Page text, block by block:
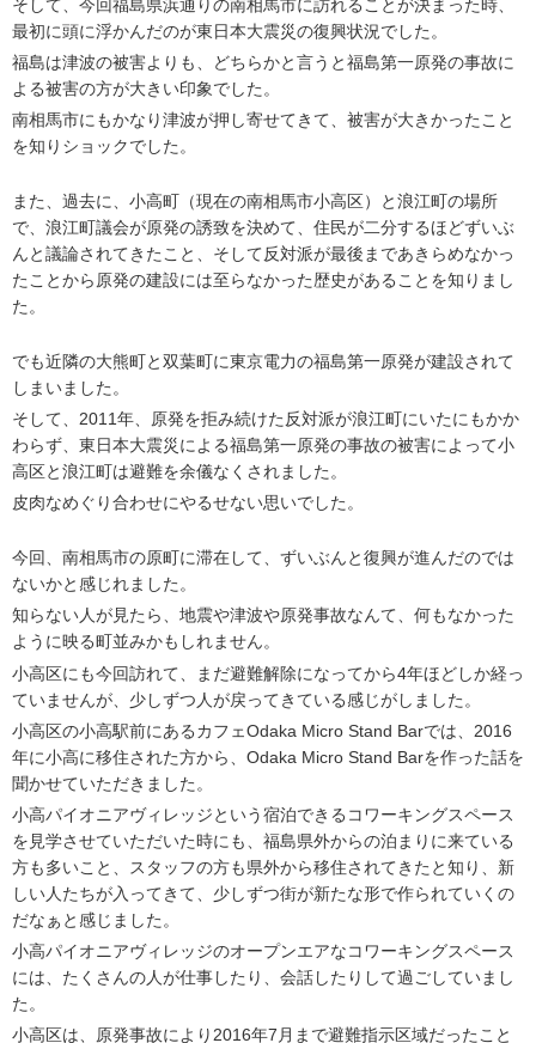
そして、今回福島県浜通りの南相馬市に訪れることが決まった時、
最初に頭に浮かんだのが東日本大震災の復興状況でした。
福島は津波の被害よりも、どちらかと言うと福島第一原発の事故に
よる被害の方が大きい印象でした。
南相馬市にもかなり津波が押し寄せてきて、被害が大きかったこと
を知りショックでした。
また、過去に、小高町（現在の南相馬市小高区）と浪江町の場所
で、浪江町議会が原発の誘致を決めて、住民が二分するほどずいぶ
んと議論されてきたこと、そして反対派が最後まであきらめなかっ
たことから原発の建設には至らなかった歴史があることを知りまし
た。
でも近隣の大熊町と双葉町に東京電力の福島第一原発が建設されて
しまいました。
そして、2011年、原発を拒み続けた反対派が浪江町にいたにもかか
わらず、東日本大震災による福島第一原発の事故の被害によって小
高区と浪江町は避難を余儀なくされました。
皮肉なめぐり合わせにやるせない思いでした。
今回、南相馬市の原町に滞在して、ずいぶんと復興が進んだのでは
ないかと感じれました。
知らない人が見たら、地震や津波や原発事故なんて、何もなかった
ように映る町並みかもしれません。
小高区にも今回訪れて、まだ避難解除になってから4年ほどしか経っ
ていませんが、少しずつ人が戻ってきている感じがしました。
小高区の小高駅前にあるカフェOdaka Micro Stand Barでは、2016
年に小高に移住された方から、Odaka Micro Stand Barを作った話を
聞かせていただきました。
小高パイオニアヴィレッジという宿泊できるコワーキングスペース
を見学させていただいた時にも、福島県外からの泊まりに来ている
方も多いこと、スタッフの方も県外から移住されてきたと知り、新
しい人たちが入ってきて、少しずつ街が新たな形で作られていくの
だなぁと感じました。
小高パイオニアヴィレッジのオープンエアなコワーキングスペース
には、たくさんの人が仕事したり、会話したりして過ごしていまし
た。
小高区は、原発事故により2016年7月まで避難指示区域だったこと